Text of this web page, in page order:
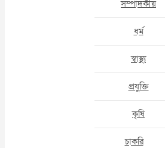
সম্পাদকীয়
ধর্ম
স্বাস্থ্য
প্রযুক্তি
কৃষি
চাকরি